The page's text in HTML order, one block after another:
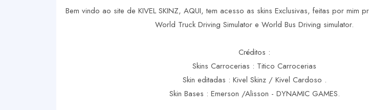
Bem vindo ao site de KIVEL SKINZ, AQUI, tem acesso as skins Exclusivas, feitas por mim
World Truck Driving Simulator e World Bus Driving simulator.
Créditos :
Skins Carrocerias : Titico Carrocerias
Skin editadas : Kivel Skinz / Kivel Cardoso .
Skin Bases : Emerson /Alisson - DYNAMIC GAMES.